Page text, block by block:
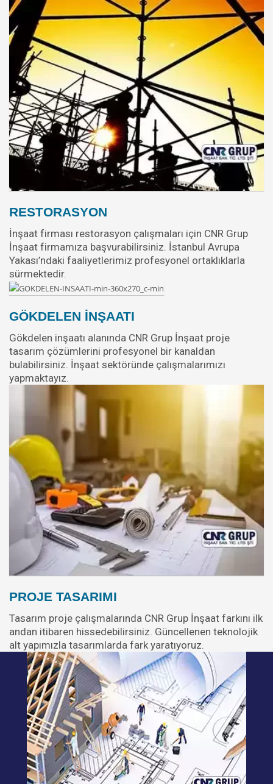
RESTORASYON
İnşaat firması restorasyon çalışmaları için CNR Grup
İnşaat firmamıza başvurabilirsiniz. İstanbul Avrupa
Yakası’ndaki faaliyetlerimiz profesyonel ortaklıklarla
sürmektedir.
GÖKDELEN İNŞAATI
Gökdelen inşaatı alanında CNR Grup İnşaat proje
tasarım çözümlerini profesyonel bir kanaldan
bulabilirsiniz. İnşaat sektöründe çalışmalarımızı
yapmaktayız.
PROJE TASARIMI
Tasarım proje çalışmalarında CNR Grup İnşaat farkını ilk
andan itibaren hissedebilirsiniz. Güncellenen teknolojik
alt yapımızla tasarımlarda fark yaratıyoruz.